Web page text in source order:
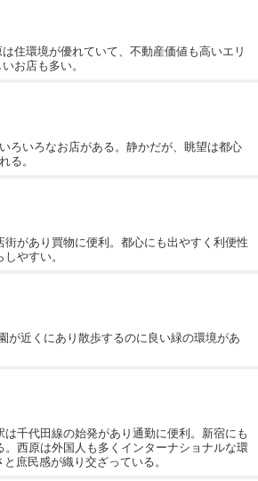
住環境が優れていて、不動産価値も高いエリ
お店も多い。
ろいろなお店がある。静かだが、眺望は都心
る。
街があり買物に便利。都心にも出やすく利便性
やすい。
が近くにあり散歩するのに良い緑の環境があ
は千代田線の始発があり通勤に便利。新宿にも
。西原は外国人も多くインターナショナルな環
庶民感が織り交ざっている。